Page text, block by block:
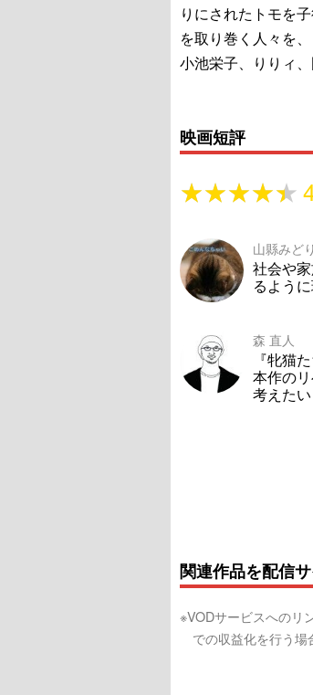
りにされたトモを
を取り巻く人々を
小池栄子、りりィ、
映画短評
★★★★★
★★★★★
山縣みどり
社会や
るよう
森 直人
『牝猫
本作の
考えたい
関連作品を配信
※VODサービスへのリ
での収益化を行う場